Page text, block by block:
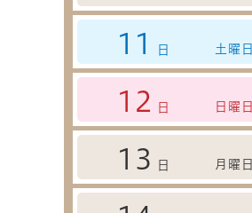
11 日 土曜日
12 日 日曜日
13 日 月曜日